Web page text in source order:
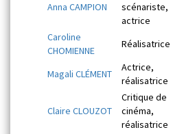
Anna CAMPION
scénariste,
actrice
Caroline
CHOMIENNE
Réalisatrice
Magali CLÉMENT
Actrice,
réalisatrice
Claire CLOUZOT
Critique de
cinéma,
réalisatrice